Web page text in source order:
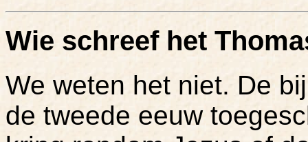
Wie schreef het
We weten het niet. De
de tweede eeuw